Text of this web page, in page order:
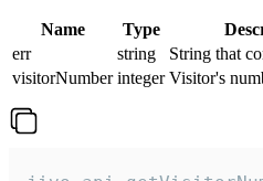
Name Type
err
string
String that
visitorNumber integer Visitor's